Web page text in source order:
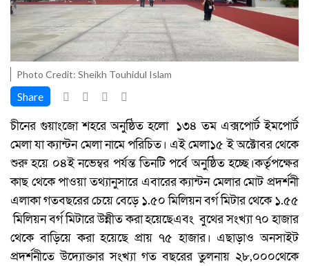
Photo Credit: Sheikh Touhidul Islam
Share
চীনের গুয়াংজো শহরে অনুষ্ঠিত হলো ১৩৪ তম এক্সপোর্ট ইমপোর্ট
মেলা যা ক্যান্টন মেলা নামে পরিচিত। এই মেলা১৫ ই অক্টোবর থেকে
শুরু হয়ে ০৪ই নভেম্বর পর্যন্ত তিনটি পর্বে অনুষ্ঠিত হচ্ছে।কর্তৃপক্ষের
কাছ থেকে পাওয়া তথ্যানুসারে এবারের ক্যান্টন মেলার মোট প্রদর্শনী
এলাকা গতবছরের চেয়ে বেড়ে ১.৫০ মিলিয়ন বর্গ মিটার থেকে ১.৫৫
মিলিয়ন বর্গ মিটারে উন্নীত করা হয়েছেএবং বুথের সংখ্যা ৭০ হাজার
থেকে বাড়িয়ে করা হয়েছে প্রায় ৭৫ হাজার। এছাড়াও অনসাইট
প্রদর্শনীতে উদ্যোক্তার সংখ্যা গত বছরের তুলনায় ২৮,০০০থেকে